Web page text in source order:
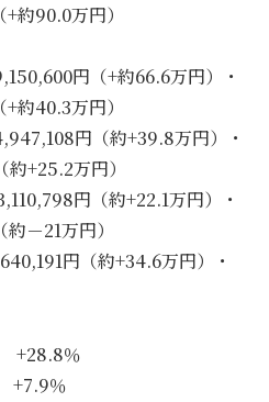
約90.0万円）
円（+約66.6万円）・
約40.3万円）
円（約+39.8万円）・
+25.2万円）
円（約+22.1万円）・
－21万円）
円（約+34.6万円）・
+28.8％
+7.9％